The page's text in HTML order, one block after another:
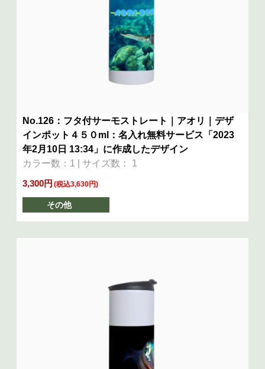
No.126：フタ付サーモストレート｜アオリ｜デザ
インポット４５０ml：名入れ無料サービス「2023
年2月10日 13:34」に作成したデザイン
カラー数：1 | サイズ数： 1
3,300円 (税込3,630円)
その他